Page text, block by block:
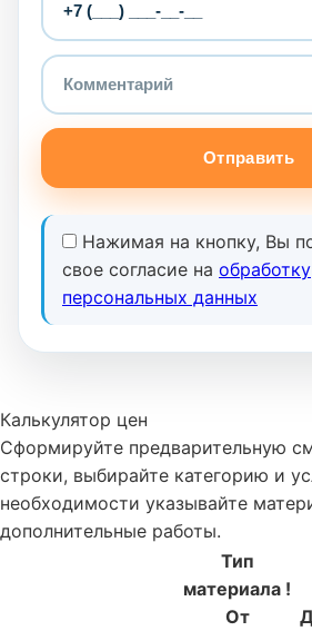
Отправить
Нажимая на кнопку, Вы
свое согласие на обработку
персональных данных
Калькулятор цен
Сформируйте предварительную
строки, выбирайте категорию и
необходимости указывайте
дополнительные работы.
Тип
материала !
От